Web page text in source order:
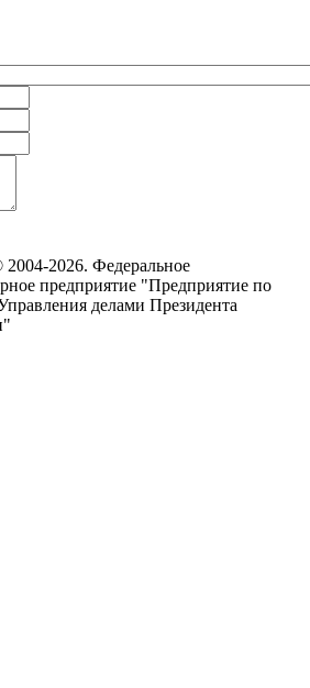
2026. Федеральное
предприятие "Предприятие по
делами Президента